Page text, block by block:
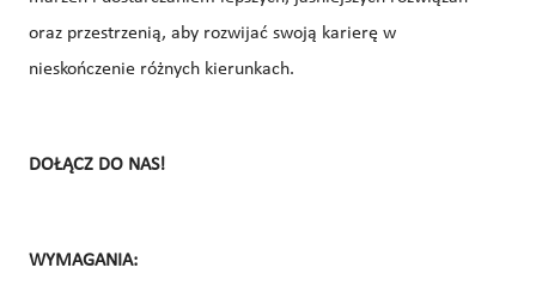
oraz przestrzenią, aby rozwijać swoją karierę w
nieskończenie różnych kierunkach.
DOŁĄCZ DO NAS!
WYMAGANIA: